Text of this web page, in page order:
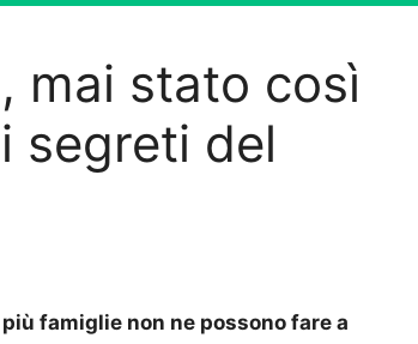
mai stato così
segreti del
famiglie non ne possono fare a